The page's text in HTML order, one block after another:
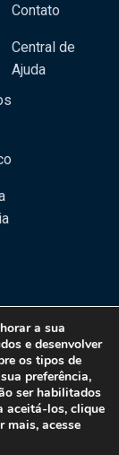
a sua
e desenvolver
os tipos de
preferência,
ser habilitados
aceitá-los, clique
mais, acesse
Contato
Central de
Ajuda
reservados | CNPJ: